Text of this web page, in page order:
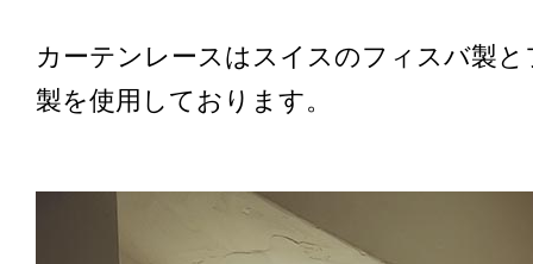
カーテンレースはスイスのフィスバ製
製を使用しております。